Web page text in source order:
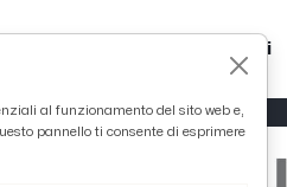
Coppa Teodori
al funzionamento del sito web e,
pannello ti consente di esprimere